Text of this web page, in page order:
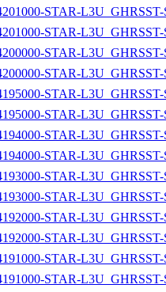
STAR-
STAR-
STAR-
STAR-
STAR-
STAR-
STAR-
STAR-
STAR-
STAR-
STAR-
STAR-
STAR-
STAR-